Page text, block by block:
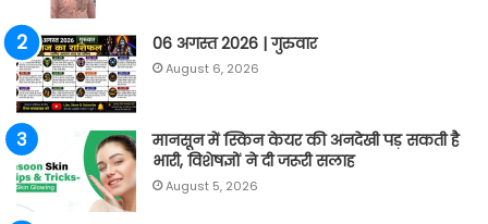
06 अगस्त 2026 | गुरुवार
August 6, 2026
मानसून में स्किन केयर की अनदेखी पड़ सकती है
भारी, विशेषज्ञों ने दी जरूरी सलाह
August 5, 2026